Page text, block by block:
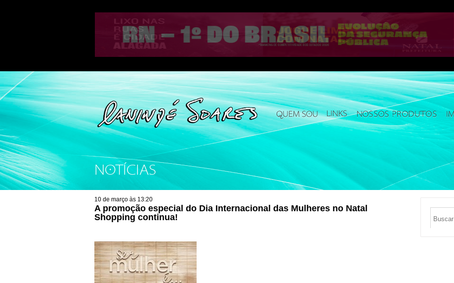
NOTÍCIAS
10 de março às 13:20
A promoção especial do Dia Internacional das Mulheres no Natal
Shopping continua!